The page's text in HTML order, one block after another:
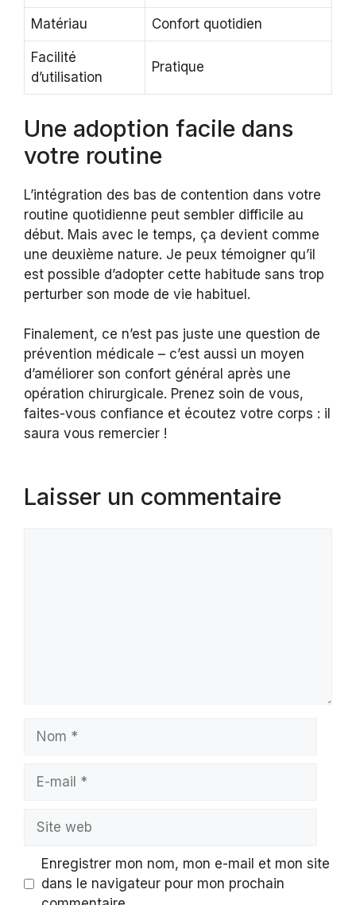
Matériau Confort quotidien
Facilité
d’utilisation
Pratique
Une adoption facile dans
votre routine
L’intégration des bas de contention dans votre
routine quotidienne peut sembler difficile au
début. Mais avec le temps, ça devient comme
une deuxième nature. Je peux témoigner qu’il
est possible d’adopter cette habitude sans trop
perturber son mode de vie habituel.
Finalement, ce n’est pas juste une question de
prévention médicale – c’est aussi un moyen
d’améliorer son confort général après une
opération chirurgicale. Prenez soin de vous,
faites-vous confiance et écoutez votre corps : il
saura vous remercier !
Laisser un commentaire
Nom
Site
Enregistrer mon nom, mon e-mail et mon site
dans le navigateur pour mon prochain